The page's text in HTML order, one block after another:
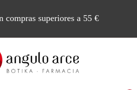
compras superiores a 55 €